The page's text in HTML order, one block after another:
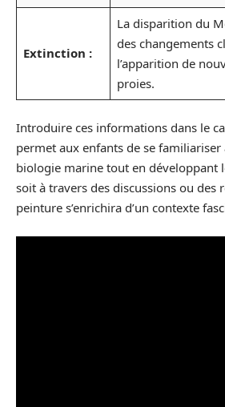
Extinction :
La disparition du
des changements
l’apparition de
proies.
Introduire ces informations dans le
permet aux enfants de se familiariser
biologie marine tout en développant
soit à travers des discussions ou des
peinture s’enrichira d’un contexte